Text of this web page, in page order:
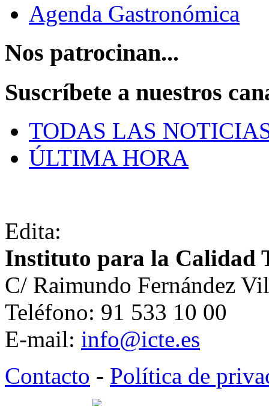
Agenda Gastronómica
Nos patrocinan...
Suscríbete a nuestros
TODAS LAS
ÚLTIMA HORA
Edita:
Instituto para la Calidad
C/ Raimundo Fernández
Teléfono: 91 533 10 00
E-mail: info@icte.es
Contacto - Política de